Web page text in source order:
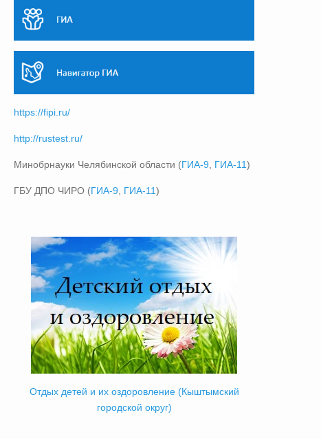
https://fipi.ru/
http://rustest.ru/
Минобрнауки Челябинской области (ГИА-9 ГИА-11)
ГБУ ДПО ЧИРО (ГИА-9 ГИА-11)
Отдых детей и их оздоровление (Кыштымский
городской округ)